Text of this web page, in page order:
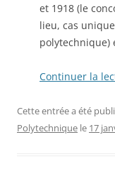
et 1918 (le
lieu, cas
polytechnique)
Continuer la
Cette entrée a été
Polytechnique le 17